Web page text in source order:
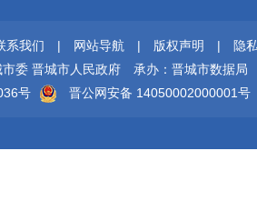
系我们 | 网站导航 | 版权声明 |
隐
委 晋城市人民政府
承办：晋城市数据局
号
晋公网安备 14050002000001号